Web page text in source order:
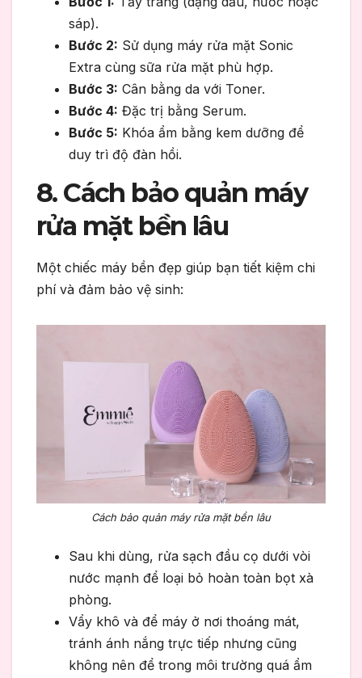
sáp).
Bước 2: Sử dụng máy rửa mặt Sonic
Extra cùng sữa rửa mặt phù hợp.
Bước 3: Cân bằng da với Toner.
Bước 4: Đặc trị bằng Serum.
Bước 5: Khóa ẩm bằng kem dưỡng để
duy trì độ đàn hồi.
8. Cách bảo quản máy
rửa mặt bền lâu
Một chiếc máy bền đẹp giúp bạn tiết kiệm chi
phí và đảm bảo vệ sinh:
Cách bảo quản máy rửa mặt bền lâu
Sau khi dùng, rửa sạch đầu cọ dưới vòi
nước mạnh để loại bỏ hoàn toàn bọt xà
phòng.
Vẩy khô và để máy ở nơi thoáng mát,
tránh ánh nắng trực tiếp nhưng cũng
không nên để trong môi trường quá ẩm